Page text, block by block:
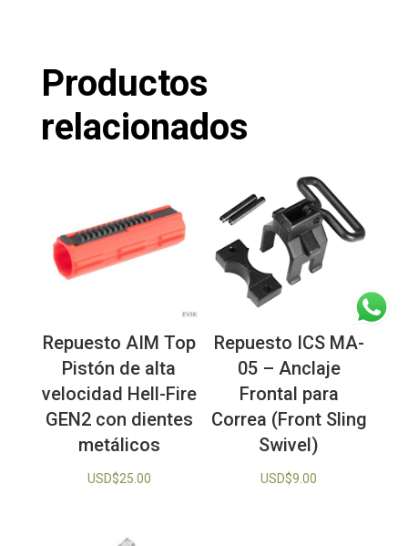
Productos
relacionados
Repuesto AIM Top
Pistón de alta
velocidad Hell-Fire
GEN2 con dientes
metálicos
USD$25.00
Repuesto ICS MA-
05 – Anclaje
Frontal para
Correa (Front Sling
Swivel)
USD$9.00